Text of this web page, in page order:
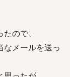
ので、
なメールを送っ